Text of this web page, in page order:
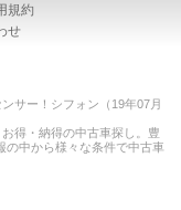
規約
せ
サー！シフォン（19年07月
得・納得の中古車探し。豊
の中から様々な条件で中古車